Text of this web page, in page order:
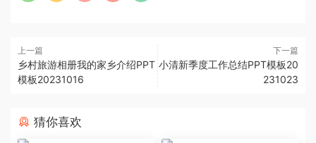
上一篇
乡村旅游相册我的家乡介绍PPT
模板20231016
下一篇
小清新季度工作总结PPT模板20
231023
猜你喜欢